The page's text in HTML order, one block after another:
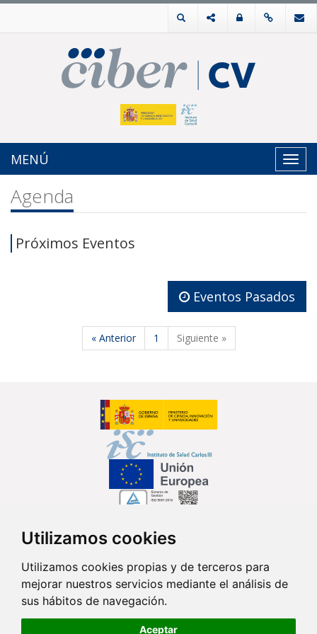
Utilizamos cookies
Utilizamos cookies propias y de terceros para
mejorar nuestros servicios mediante el análisis de
sus hábitos de navegación.
Aceptar
MENÚ
Agenda
Próximos Eventos
Eventos Pasados
« Anterior 1 Siguiente »
Síguenos en...
Contacto
Av. Monforte de Lemos, 3-5. Pabellón 11. Planta 0 28029 Madrid